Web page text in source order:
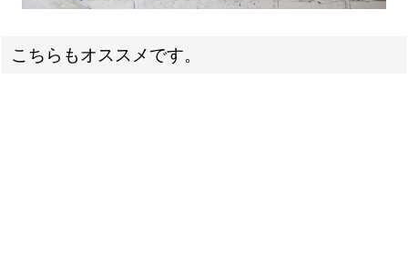
こちらもオススメです。